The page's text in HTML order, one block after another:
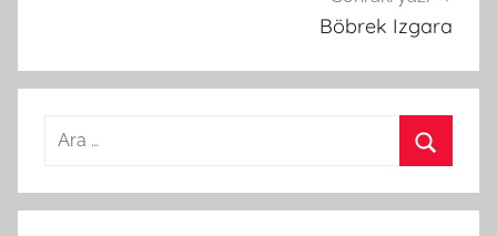
Böbrek Izgara
a
r